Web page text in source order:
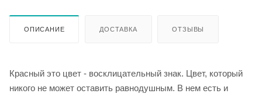
ОПИСАНИЕ ДОСТАВКА ОТЗЫВЫ
Красный это цвет - восклицательный знак. Цвет, который
никого не может оставить равнодушным. В нем есть и